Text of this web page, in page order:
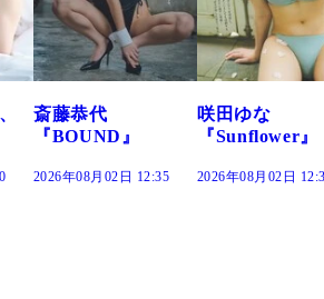
咲田ゆな
『Sunflower』
2026年08月02日 12:30
藤水咲桜『花
だまり』
2026年08月02日